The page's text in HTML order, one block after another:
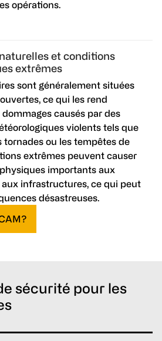
opérations.
et conditions
extrêmes
sont généralement situées
ce qui les rend
causés par des
violents tels que
tornades ou les tempêtes de
extrêmes peuvent causer
importants aux
infrastructures, ce qui peut
désastreuses.
sécurité pour les